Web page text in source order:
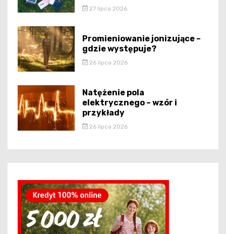
27 lipca 2026
Promieniowanie jonizujące –
gdzie występuje?
26 lipca 2026
Natężenie pola
elektrycznego – wzór i
przykłady
26 lipca 2026